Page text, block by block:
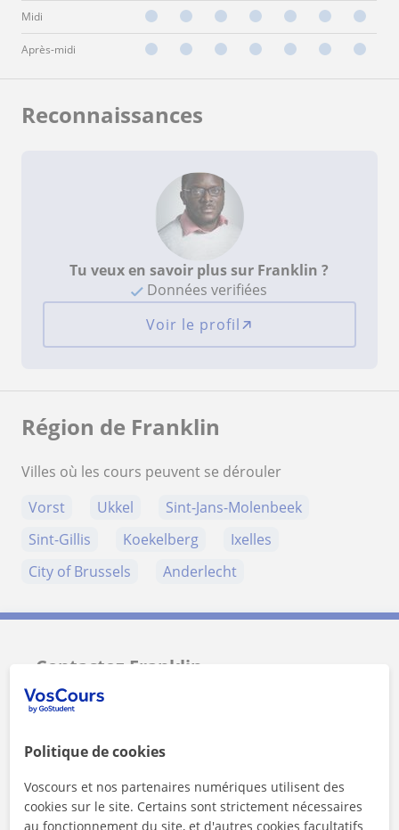
Midi
Après-midi
Reconnaissances
Tu veux en savoir plus sur Franklin ?
Données verifiées
Voir le profil
Région de Franklin
Villes où les cours peuvent se dérouler
Vorst
Ukkel
Sint-Jans-Molenbeek
Sint-Gillis
Koekelberg
Ixelles
City of Brussels
Anderlecht
Contactez Franklin
Tarif horaire
1er cours offert
Politique de cookies
Voscours et nos partenaires numériques utilisent des
cookies sur le site. Certains sont strictement nécessaires
au fonctionnement du site, et d'autres cookies facultatifs